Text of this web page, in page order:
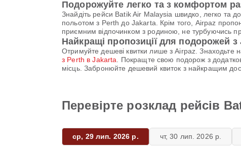
Подорожуйте легко та з комфортом
Знайдіть рейси Batik Air Malaysia швидко, легко та
польотом з Perth до Jakarta. Крім того, Airpaz
приємним відпочинком з родиною, не турбуючись
Найкращі пропозиції для подорожей з
Отримуйте дешеві квитки лише з Airpaz. Знаходьте
з Perth в Jakarta . Покращте свою подорож з
місць. Забронюйте дешевий квиток з найкращим
Перевірте розклад рейсів
ср, 29 лип. 2026 р. чт, 30 лип. 2026 р.